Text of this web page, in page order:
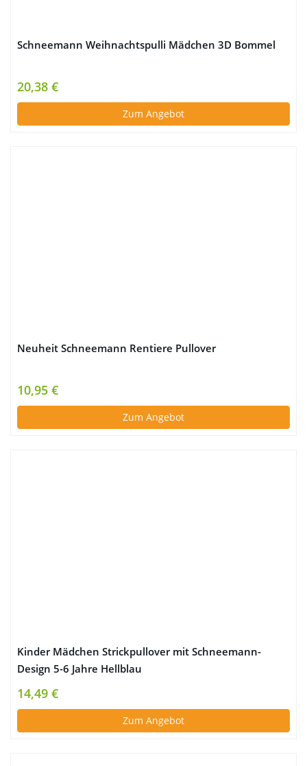
Schneemann Weihnachtspulli Mädchen 3D Bommel
20,38 €
Zum Angebot
Neuheit Schneemann Rentiere Pullover
10,95 €
Zum Angebot
Kinder Mädchen Strickpullover mit Schneemann-
Design 5-6 Jahre Hellblau
14,49 €
Zum Angebot